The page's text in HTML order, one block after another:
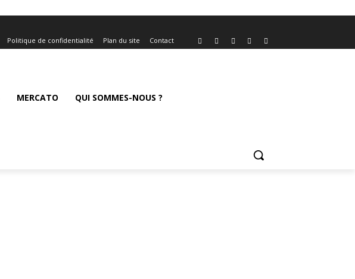
Politique de confidentialité Plan du site Contact
MERCATO QUI SOMMES-NOUS ?